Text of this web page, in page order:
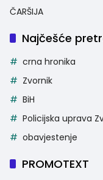
ČARŠIJA
Najčešće
crna hronika
Zvornik
BiH
Policijska uprava
obavjestenje
PROMOTEXT